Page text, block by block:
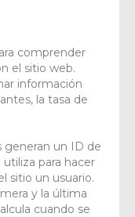
comprender
el sitio web.
información
la tasa de
generan un ID de
para hacer
sitio un usuario.
y la última
cuando se